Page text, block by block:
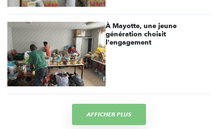
À Mayotte, une jeune
génération choisit
l'engagement
AFFICHER PLUS